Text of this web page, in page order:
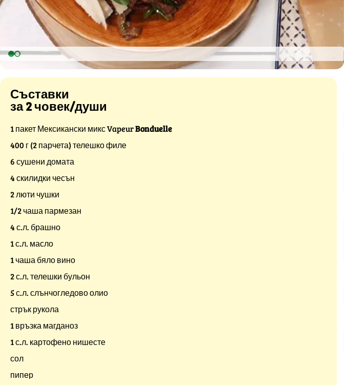
Съставки
за 2 човек/души
1 пакет Мексикански микс VapeurBonduelle
400 г (2 парчета) телешко филе
6 сушени домата
4 скилидки чесън
2 люти чушки
1/2 чаша пармезан
4 с.л. брашно
1 с.л. масло
1 чаша бяло вино
2 с.л. телешки бульон
5 с.л. слънчогледово олио
стрък рукола
1 връзка магданоз
1 с.л. картофено нишесте
сол
пипер